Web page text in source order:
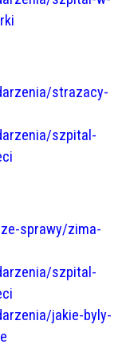
strazacy-
szpital-
sprawy/zima-
szpital-
jakie-byly-